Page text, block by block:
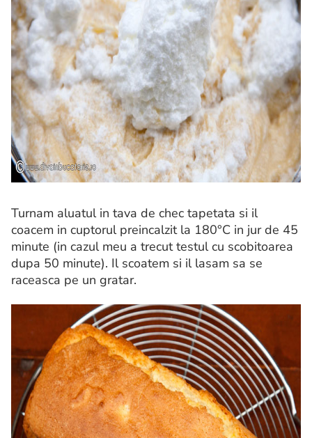
Turnam aluatul in tava de chec tapetata si il
coacem in cuptorul preincalzit la 180°C in jur de 45
minute (in cazul meu a trecut testul cu scobitoarea
dupa 50 minute). Il scoatem si il lasam sa se
raceasca pe un gratar.